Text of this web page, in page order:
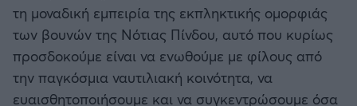
τη μοναδική εμπειρία της εκπληκτικής ομορφιάς
των βουνών της Νότιας Πίνδου, αυτό που κυρίως
προσδοκούμε είναι να ενωθούμε με φίλους από
την παγκόσμια ναυτιλιακή κοινότητα, να
ευαισθητοποιήσουμε και να συγκεντρώσουμε όσα